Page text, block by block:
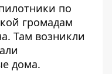
по
громадам
Там возникли
дома.